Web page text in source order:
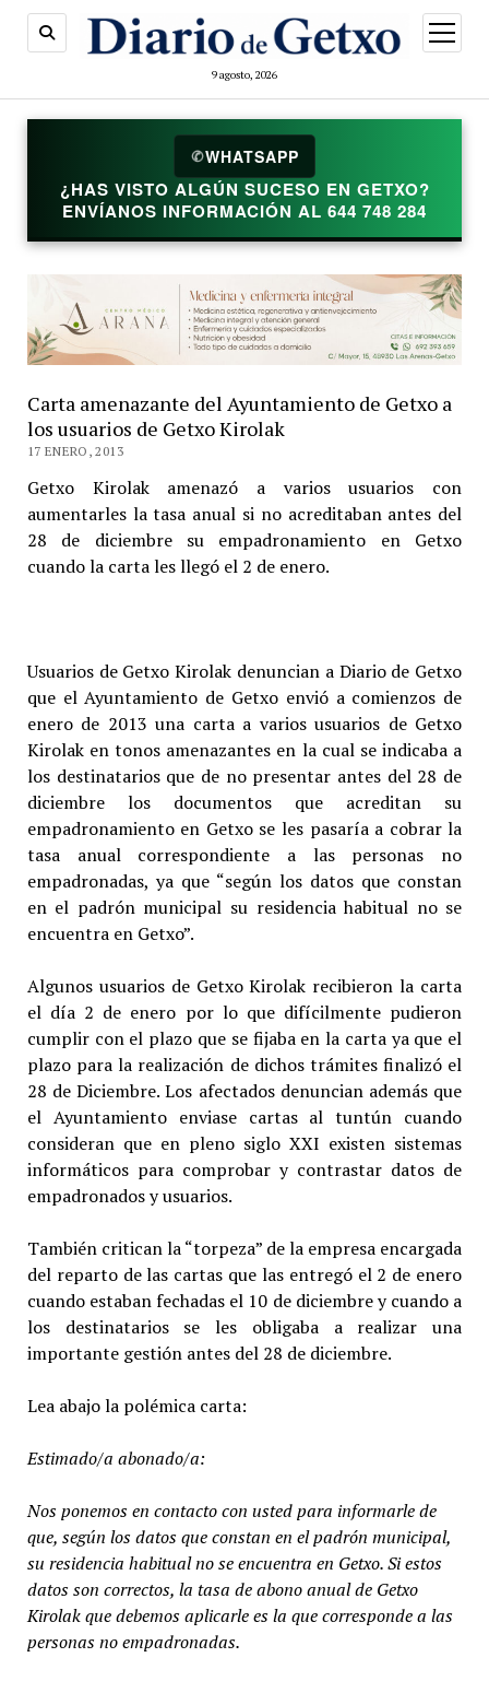
9 agosto, 2026
abrir
menú
✆WHATSAPP
¿HAS VISTO ALGÚN SUCESO EN GETXO?
ENVÍANOS INFORMACIÓN AL 644 748 284
Carta amenazante del Ayuntamiento de Getxo a
los usuarios de Getxo Kirolak
17 ENERO, 2013
Getxo Kirolak amenazó a varios usuarios con
aumentarles la tasa anual si no acreditaban antes del
28 de diciembre su empadronamiento en Getxo
cuando la carta les llegó el 2 de enero.
Usuarios de Getxo Kirolak denuncian a Diario de Getxo
que el Ayuntamiento de Getxo envió a comienzos de
enero de 2013 una carta a varios usuarios de Getxo
Kirolak en tonos amenazantes en la cual se indicaba a
los destinatarios que de no presentar antes del 28 de
diciembre los documentos que acreditan su
empadronamiento en Getxo se les pasaría a cobrar la
tasa anual correspondiente a las personas no
empadronadas, ya que “según los datos que constan
en el padrón municipal su residencia habitual no se
encuentra en Getxo”.
Algunos usuarios de Getxo Kirolak recibieron la carta
el día 2 de enero por lo que difícilmente pudieron
cumplir con el plazo que se fijaba en la carta ya que el
plazo para la realización de dichos trámites finalizó el
28 de Diciembre. Los afectados denuncian además que
el Ayuntamiento enviase cartas al tuntún cuando
consideran que en pleno siglo XXI existen sistemas
informáticos para comprobar y contrastar datos de
empadronados y usuarios.
También critican la “torpeza” de la empresa encargada
del reparto de las cartas que las entregó el 2 de enero
cuando estaban fechadas el 10 de diciembre y cuando a
los destinatarios se les obligaba a realizar una
importante gestión antes del 28 de diciembre.
Lea abajo la polémica carta:
Estimado/a abonado/a:
Nos ponemos en contacto con usted para informarle de
que, según los datos que constan en el padrón municipal,
su residencia habitual no se encuentra en Getxo. Si estos
datos son correctos, la tasa de abono anual de Getxo
Kirolak que debemos aplicarle es la que corresponde a las
personas no empadronadas.